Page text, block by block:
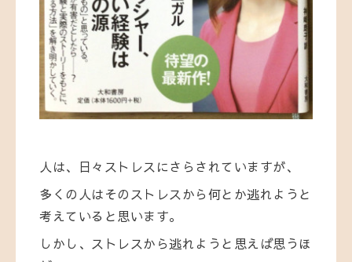
人は、日々ストレスにさらされていますが、
多くの人はそのストレスから何とか逃れようと
考えていると思います。
しかし、ストレスから逃れようと思えば思うほ